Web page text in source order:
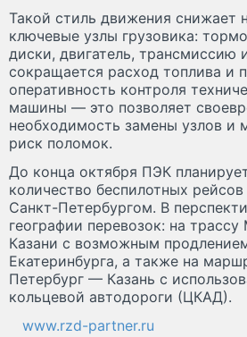
Такой стиль движения снижает
ключевые узлы грузовика:
диски, двигатель, трансмиссию
сокращается расход топлива и
оперативность контроля
машины — это позволяет
необходимость замены узлов и
риск поломок.
До конца октября ПЭК
количество беспилотных
Санкт-Петербургом. В
географии перевозок: на
Казани с возможным
Екатеринбурга, а также на
Петербург — Казань с
кольцевой автодороги (ЦКАД).
www.rzd-partner.ru